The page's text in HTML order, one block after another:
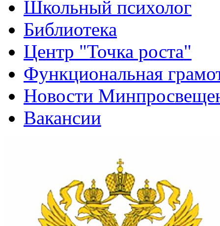
Школьный психолог
Библиотека
Центр "Точка роста"
Функциональная
Новости
Вакансии